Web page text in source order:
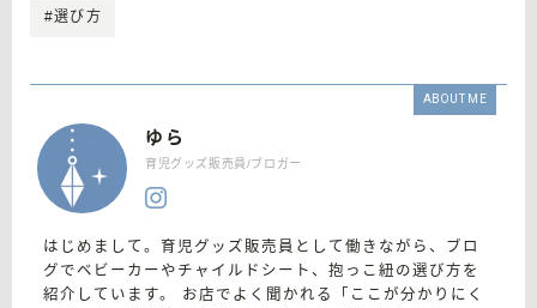
#選び方
ABOUT ME
ゆら
育児グッズ販売員/ブロガー
はじめまして。育児グッズ販売員として働きながら、ブロ
グでベビーカーやチャイルドシート、抱っこ紐の選び方を
紹介しています。 お店でよく聞かれる「ここが分かりにく